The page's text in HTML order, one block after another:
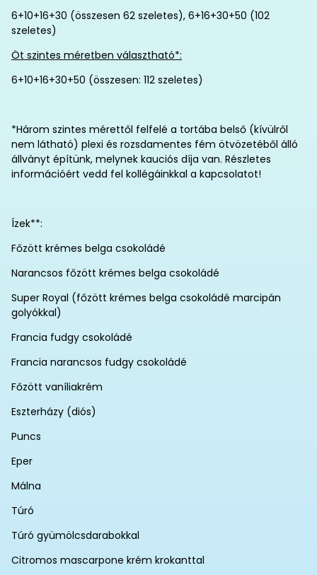
6+10+16+30 (összesen 62 szeletes), 6+16+30+50 (102
szeletes)
Öt szintes méretben választható*:
6+10+16+30+50 (összesen: 112 szeletes)
*Három szintes mérettől felfelé a tortába belső (kívülről
nem látható) plexi és rozsdamentes fém ötvözetéből álló
állványt építünk, melynek kauciós díja van. Részletes
információért vedd fel kollégáinkkal a kapcsolatot!
Ízek**:
Főzött krémes belga csokoládé
Narancsos főzött krémes belga csokoládé
Super Royal (főzött krémes belga csokoládé marcipán
golyókkal)
Francia fudgy csokoládé
Francia narancsos fudgy csokoládé
Főzött vaníliakrém
Eszterházy (diós)
Puncs
Eper
Málna
Túró
Túró gyümölcsdarabokkal
Citromos mascarpone krém krokanttal